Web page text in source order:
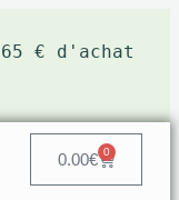
65 € d'achat
0.00€ 0